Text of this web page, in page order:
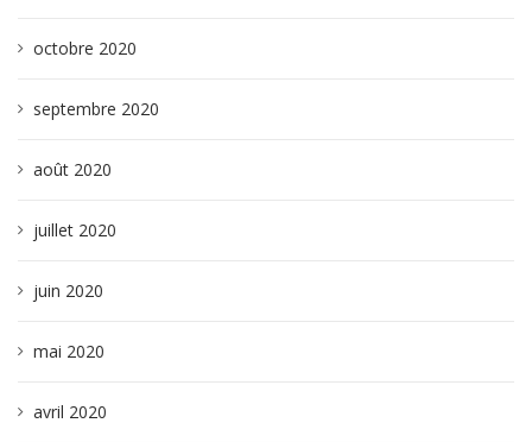
octobre 2020
septembre 2020
août 2020
juillet 2020
juin 2020
mai 2020
avril 2020